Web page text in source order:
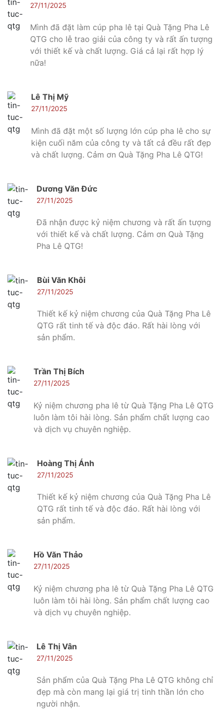
27/11/2025
Mình đã đặt làm cúp pha lê tại Quà Tặng Pha Lê
QTG cho lễ trao giải của công ty và rất ấn tượng
với thiết kế và chất lượng. Giá cả lại rất hợp lý
nữa!
Lê Thị Mỹ
27/11/2025
Mình đã đặt một số lượng lớn cúp pha lê cho sự
kiện cuối năm của công ty và tất cả đều rất đẹp
và chất lượng. Cảm ơn Quà Tặng Pha Lê QTG!
Dương Văn Đức
27/11/2025
Đã nhận được kỷ niệm chương và rất ấn tượng
với thiết kế và chất lượng. Cảm ơn Quà Tặng
Pha Lê QTG!
Bùi Văn Khôi
27/11/2025
Thiết kế kỷ niệm chương của Quà Tặng Pha Lê
QTG rất tinh tế và độc đáo. Rất hài lòng với
sản phẩm.
Trần Thị Bích
27/11/2025
Kỷ niệm chương pha lê từ Quà Tặng Pha Lê QTG
luôn làm tôi hài lòng. Sản phẩm chất lượng cao
và dịch vụ chuyên nghiệp.
Hoàng Thị Ánh
27/11/2025
Thiết kế kỷ niệm chương của Quà Tặng Pha Lê
QTG rất tinh tế và độc đáo. Rất hài lòng với
sản phẩm.
Hồ Văn Thảo
27/11/2025
Kỷ niệm chương pha lê từ Quà Tặng Pha Lê QTG
luôn làm tôi hài lòng. Sản phẩm chất lượng cao
và dịch vụ chuyên nghiệp.
Lê Thị Vân
27/11/2025
Sản phẩm của Quà Tặng Pha Lê QTG không chỉ
đẹp mà còn mang lại giá trị tinh thần lớn cho
người nhận.